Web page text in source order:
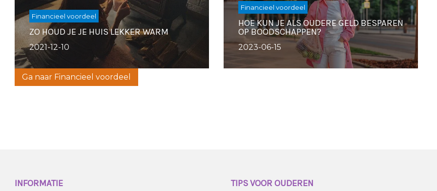
Financieel voordeel
ZO HOUD JE JE HUIS LEKKER WARM
2021-12-10
Financieel voordeel
HOE KUN JE ALS OUDERE GELD BESPAREN
OP BOODSCHAPPEN?
2023-06-15
Ga naar Financieel voordeel
INFORMATIE TIPS VOOR OUDEREN